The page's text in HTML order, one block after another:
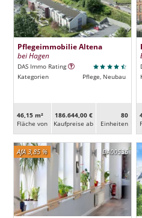
Pflegeimmobilie Altena
bei Hagen
DAS Immo Rating
Kategorien
Pflege, Neubau
46,15 m²
Fläche von
186.644,00 €
Kaufpreise ab
80
Ein­heiten
DA00536
AfA 3,85 %